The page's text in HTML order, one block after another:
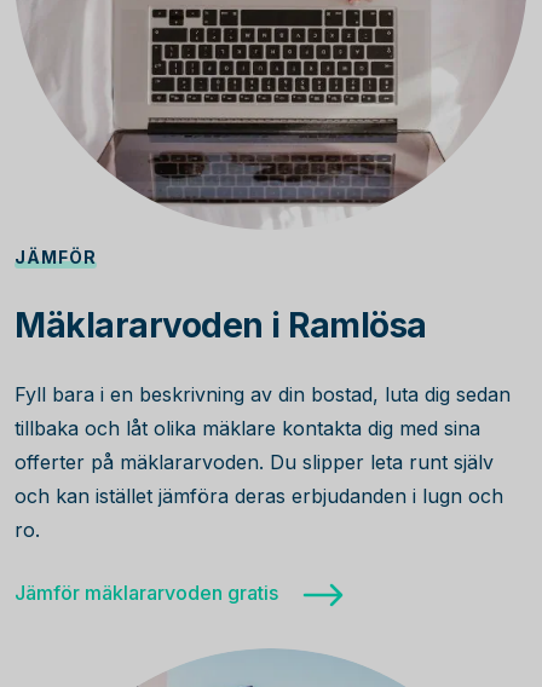
JÄMFÖR
Mäklararvoden i Ramlösa
Fyll bara i en beskrivning av din bostad, luta dig sedan
tillbaka och låt olika mäklare kontakta dig med sina
offerter på mäklararvoden. Du slipper leta runt själv
och kan istället jämföra deras erbjudanden i lugn och
ro.
Jämför mäklararvoden gratis